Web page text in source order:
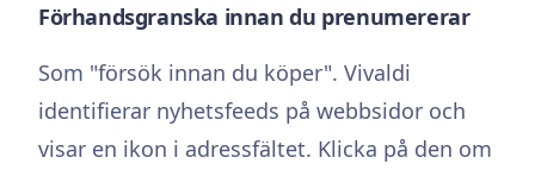
Förhandsgranska innan du prenumererar
Som "försök innan du köper". Vivaldi
identifierar nyhetsfeeds på webbsidor och
visar en ikon i adressfältet. Klicka på den om